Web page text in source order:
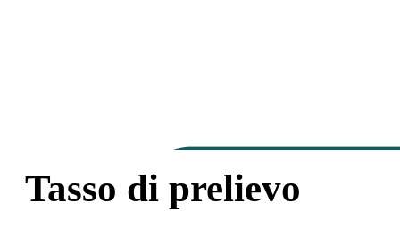
Tasso di prelievo